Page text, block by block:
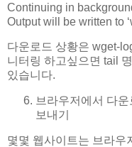
Continuing in
Output will be written to
다운로드 상황은 wget-
니터링 하고싶으면 tail
있습니다.
브라우저에서 다
보내기
몇몇 웹사이트는 브라우